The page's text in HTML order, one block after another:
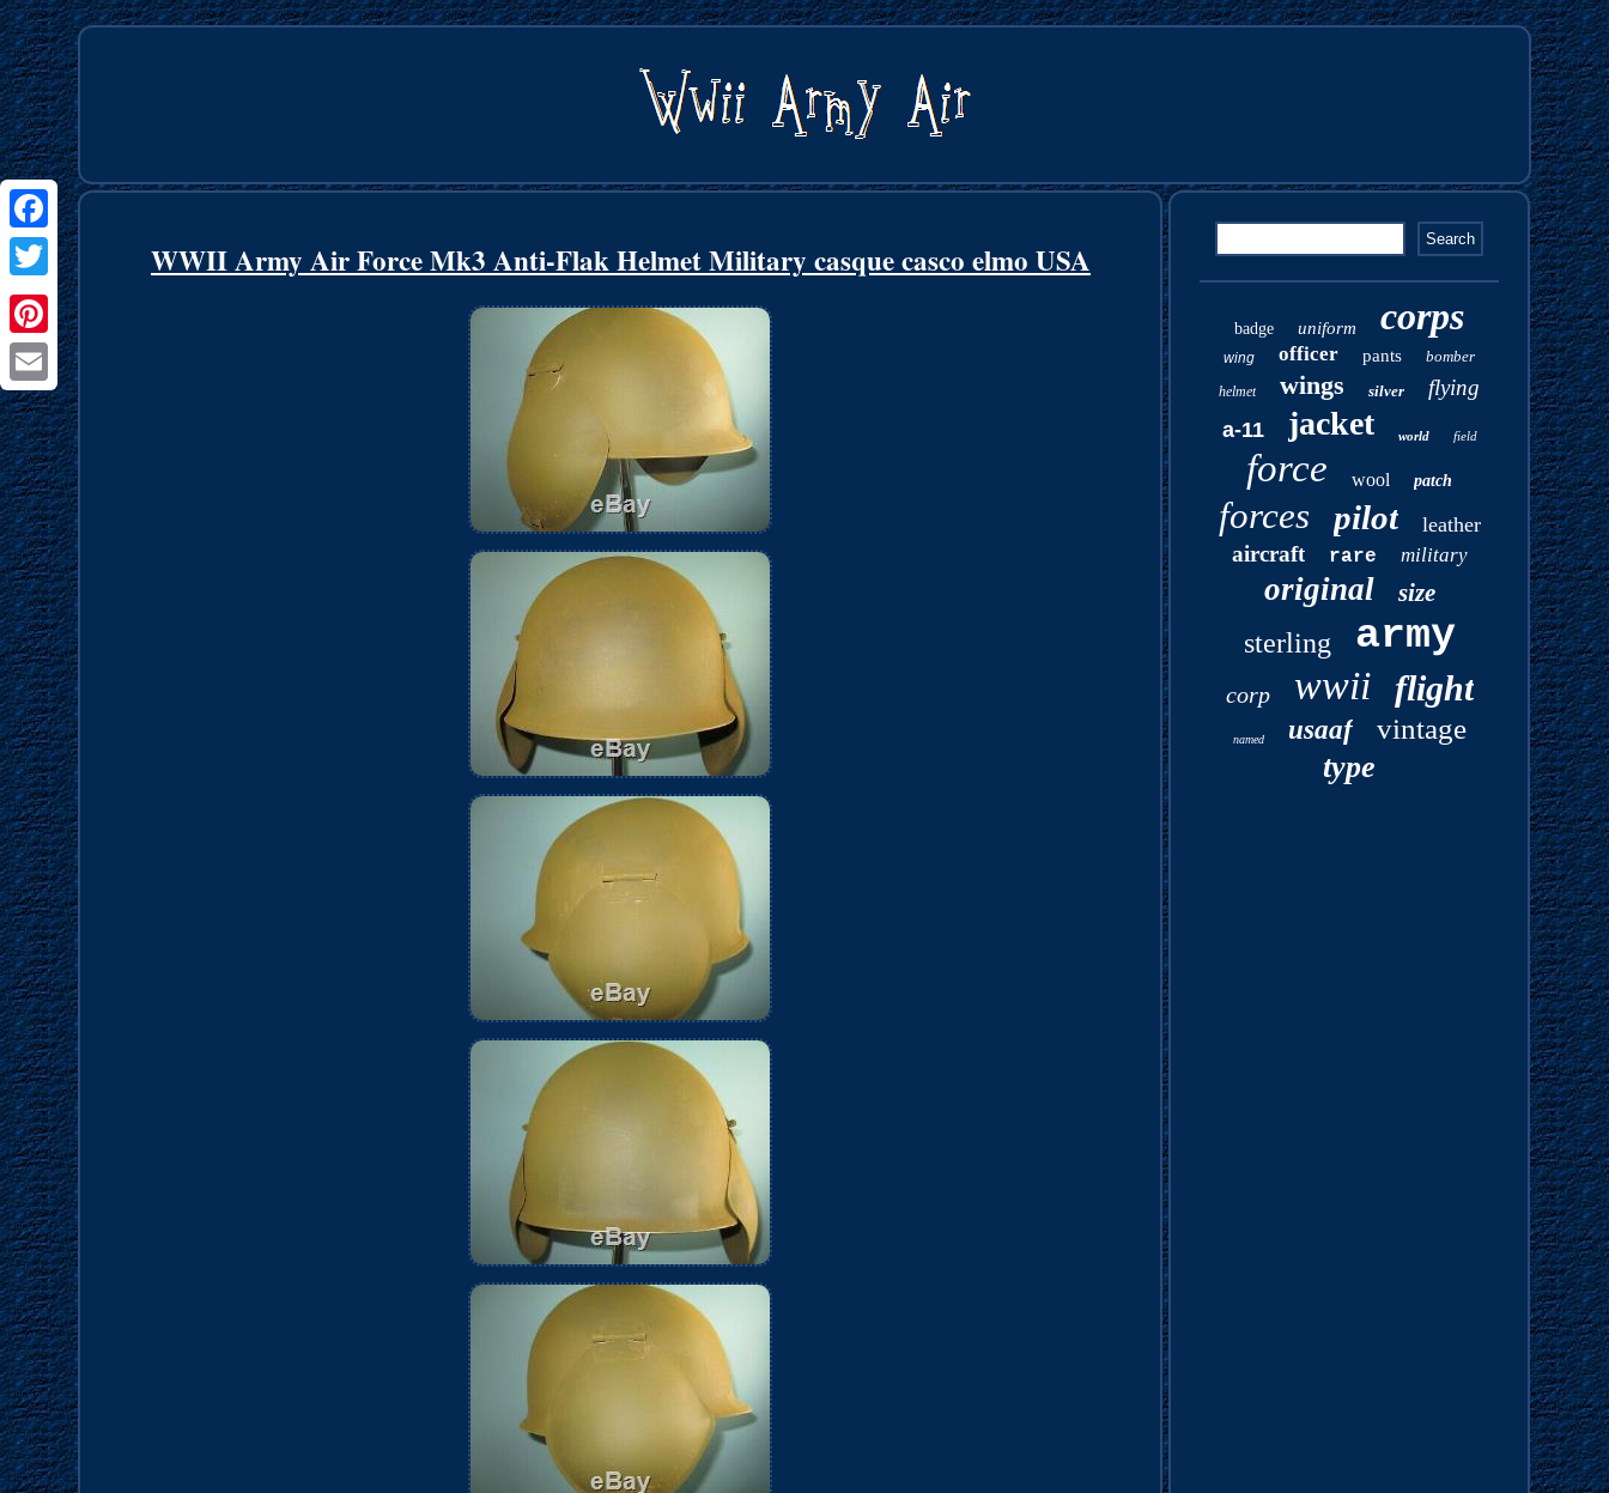
Facebook
Twitter
Pinterest
Email
WWII Army Air Force Mk3 Anti-Flak Helmet Military casque casco elmo USA
badge uniform corps
wing officer pants bomber
helmet wings silver flying
a-11 jacket world field
force wool patch
forces pilot leather
aircraft rare military
original size
sterling army
corp wwii flight
named usaaf vintage
type